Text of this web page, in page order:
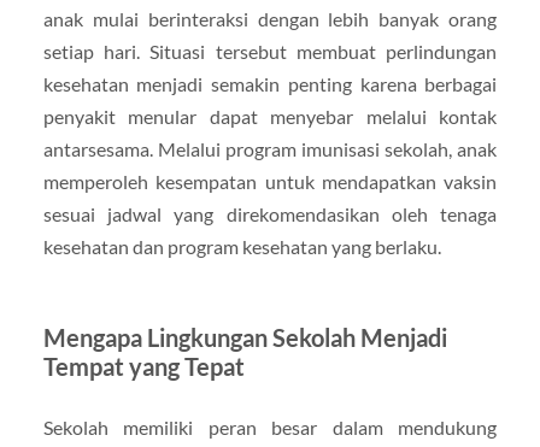
anak mulai berinteraksi dengan lebih banyak orang
setiap hari. Situasi tersebut membuat perlindungan
kesehatan menjadi semakin penting karena berbagai
penyakit menular dapat menyebar melalui kontak
antarsesama. Melalui program imunisasi sekolah, anak
memperoleh kesempatan untuk mendapatkan vaksin
sesuai jadwal yang direkomendasikan oleh tenaga
kesehatan dan program kesehatan yang berlaku.
Mengapa Lingkungan Sekolah Menjadi
Tempat yang Tepat
Sekolah memiliki peran besar dalam mendukung